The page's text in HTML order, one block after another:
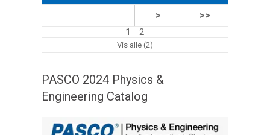
CASIO ClassWiz 2026-modeller
PASCO 2024 Science Technology Catalog
> >>
1 2
Vis alle (2)
PASCO 2024 Physics &
Engineering Catalog